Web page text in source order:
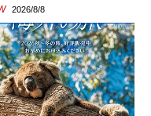
2026/8/8